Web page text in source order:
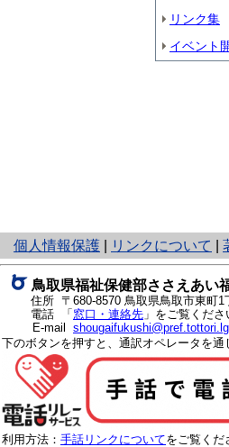
リンク集
イベント
個人情報保護
と
り
ネ
ッ
ト
へ
の
リンクについて
鳥取県福祉保健部ささえあい
住所 〒680-8570 鳥取県鳥取市東町1
電話 「 窓口・連絡先 」をご覧くださ
E-mail
下のボタンを押すと、通訳オペレータを通
利用方法： 手話リンクについてをご覧くだ